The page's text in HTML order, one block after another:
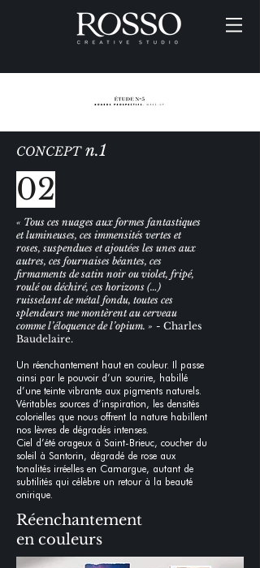
CONCEPTn.1
02
« Tous ces nuages aux formes fantastiques
et lumineuses, ces immensités vertes et
roses, suspendues et ajoutées les unes aux
autres, ces fournaises béantes, ces
firmaments de satin noir ou violet, fripé,
roulé ou déchiré, ces horizons (…)
ruisselant de métal fondu, toutes ces
splendeurs me montèrent au cerveau
comme l’éloquence de l’opium. » - Charles
Baudelaire.
Un réenchantement haut en couleur. Il passe
ainsi par le pouvoir d’un sourire, habillé
d’une teinte vibrante aux pigments naturels.
Véritables sources d’inspiration, les densités
colorielles que nous offrent la nature habillent
nos lèvres de dégradés intenses.
Ciel d’été orageux à Saint-Brieuc, coucher du
soleil à Santorin, dégradé de rose aux
tonalités irréelles en Camargue, autant de
subtilités qui célèbre un retour à la beauté
onirique.
Réenchantement
en couleurs